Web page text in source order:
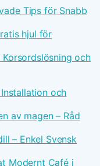
Tips för Snabb
hjul för
och
och
av magen – Råd
– Enkel Svensk
Modernt Café i